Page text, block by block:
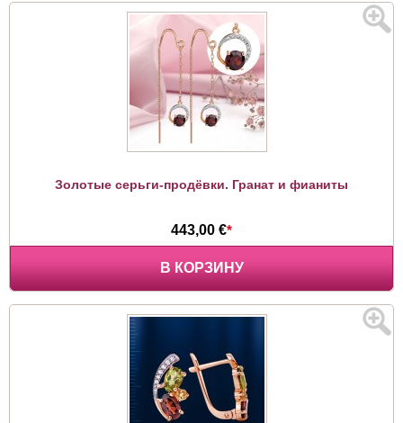
Золотые серьги-продёвки. Гранат и фианиты
443,00 €*
В КОРЗИНУ